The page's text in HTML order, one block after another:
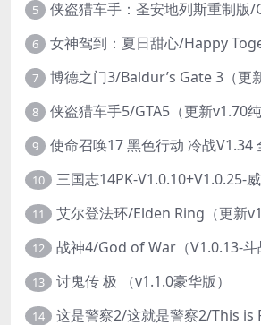
5
6
7
8
9
10
11 艾尔登法环/Elden Ring（更新
12
13 讨鬼传 极 （v1.1.0豪华版）
14 这是警察2/这就是警察2/This is